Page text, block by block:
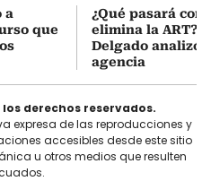
a
que
¿Qué pasará con
elimina la ART?
Delgado analizó
agencia
los derechos reservados.
expresa de las reproducciones y
accesibles desde este sitio
u otros medios que resulten